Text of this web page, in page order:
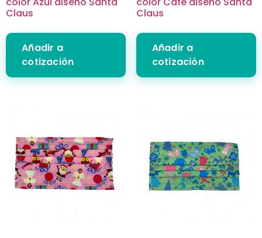
Claus
Añadir a
cotización
Claus
Añadir a
cotización